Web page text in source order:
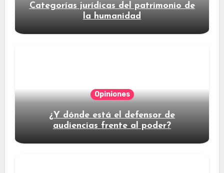
Categorías jurídicas del patrimonio de
la humanidad
Opiniones
¿Y dónde está el defensor de
audiencias frente al poder?